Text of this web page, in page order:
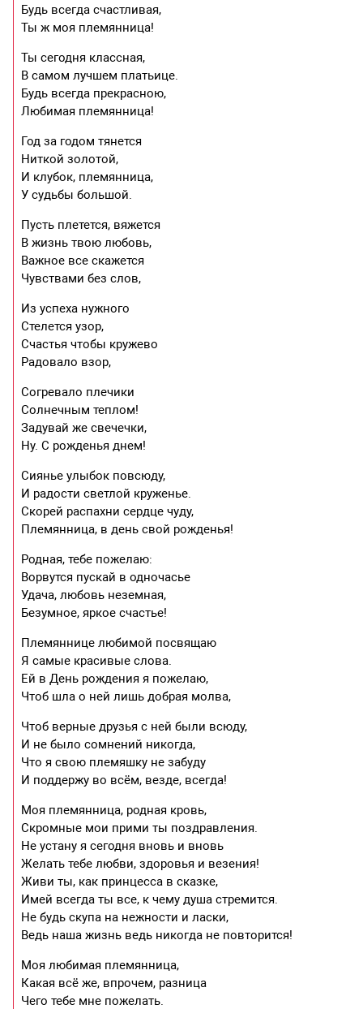
Будь всегда счастливая,
Ты ж моя племянница!
Ты сегодня классная,
В самом лучшем платьице.
Будь всегда прекрасною,
Любимая племянница!
Год за годом тянется
Ниткой золотой,
И клубок, племянница,
У судьбы большой.
Пусть плетется, вяжется
В жизнь твою любовь,
Важное все скажется
Чувствами без слов,
Из успеха нужного
Стелется узор,
Счастья чтобы кружево
Радовало взор,
Согревало плечики
Солнечным теплом!
Задувай же свечечки,
Ну. С рожденья днем!
Сиянье улыбок повсюду,
И радости светлой круженье.
Скорей распахни сердце чуду,
Племянница, в день свой рожденья!
Родная, тебе пожелаю:
Ворвутся пускай в одночасье
Удача, любовь неземная,
Безумное, яркое счастье!
Племяннице любимой посвящаю
Я самые красивые слова.
Ей в День рождения я пожелаю,
Чтоб шла о ней лишь добрая молва,
Чтоб верные друзья с ней были всюду,
И не было сомнений никогда,
Что я свою племяшку не забуду
И поддержу во всём, везде, всегда!
Моя племянница, родная кровь,
Скромные мои прими ты поздравления.
Не устану я сегодня вновь и вновь
Желать тебе любви, здоровья и везения!
Живи ты, как принцесса в сказке,
Имей всегда ты все, к чему душа стремится.
Не будь скупа на нежности и ласки,
Ведь наша жизнь ведь никогда не повторится!
Моя любимая племянница,
Какая всё же, впрочем, разница
Чего тебе мне пожелать.